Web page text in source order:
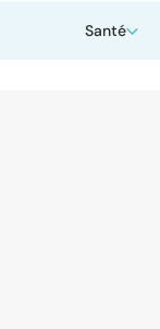
Santé